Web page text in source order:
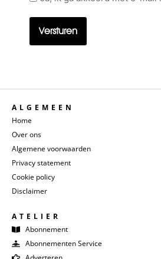
ALGEMEEN
Home
Over ons
Algemene voorwaarden
Privacy statement
Cookie policy
Disclaimer
ATELIER
Abonnement
Abonnementen Service